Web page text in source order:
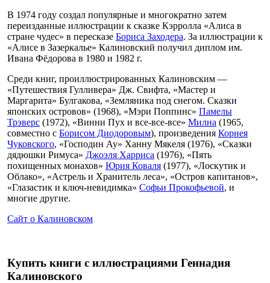
В 1974 году создал популярные и многократно затем
переизданные иллюстрации к сказке Кэрролла «Алиса в
стране чудес» в пересказе Бориса Заходера. За иллюстрации к
«Алисе в Зазеркалье» Калиновский получил диплом им.
Ивана Фёдорова в 1980 и 1982 г.
Среди книг, проиллюстрированных Калиновским —
«Путешествия Гулливера» Дж. Свифта, «Мастер и
Маргарита» Булгакова, «Земляника под снегом. Сказки
японских островов» (1968), «Мэри Поппинс» Памелы
Трэверс (1972), «Винни Пух и все-все-все» Милна (1965,
совместно с Борисом Диодоровым), произведения Корнея
Чуковского, «Господин Ау» Ханну Мякеля (1976), «Сказки
дядюшки Римуса» Джоэля Харриса (1976), «Пять
похищенных монахов» Юрия Коваля (1977), «Лоскутик и
Облако», «Астрель и Хранитель леса», «Остров капитанов»,
«Глазастик и ключ-невидимка» Софьи Прокофьевой, и
многие другие.
Сайт о Калиновском
Купить книги с иллюстрациями Геннадия
Калиновского